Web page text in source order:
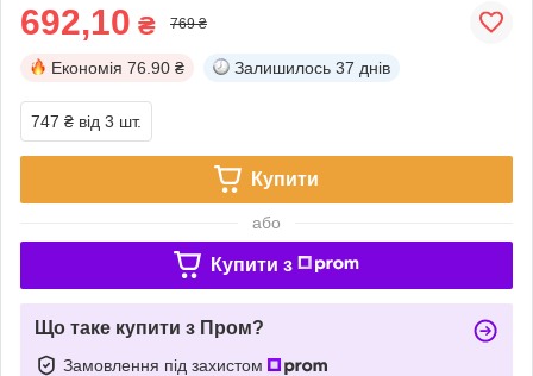
692,10 ₴ 769 ₴
Економія 76.90 ₴ Залишилось 37 днів
747 ₴ від 3 шт.
Купити
або
Купити з
Що таке купити з Пром?
Замовлення під захистом